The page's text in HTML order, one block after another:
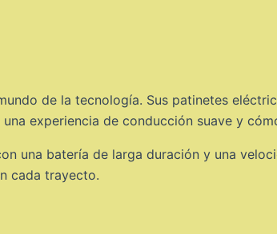
de la tecnología. Sus patinetes
experiencia de conducción suave y
una batería de larga duración y una
cada trayecto.